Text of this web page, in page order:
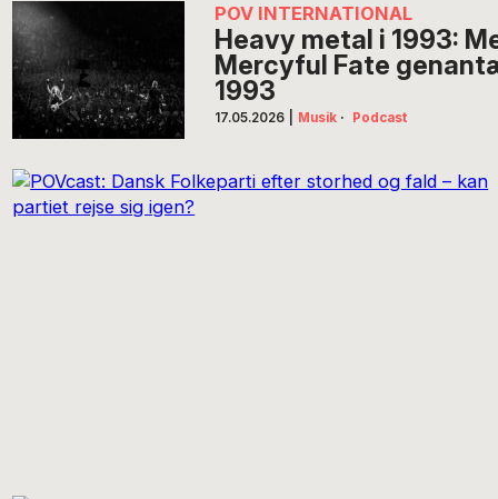
POV INTERNATIONAL
Heavy metal i 1993:
Mercyful Fate
1993
17.05.2026 Musik · Podcast